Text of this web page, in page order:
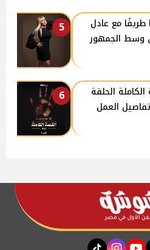
5
مع عادل
الجمهور
6
الحلقة
العمل